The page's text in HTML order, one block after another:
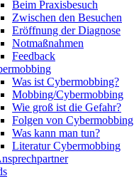
Beim Praxisbesuch
Zwischen den Besuchen
Eröffnung der Diagnose
Notmaßnahmen
Feedback
Was ist Cybermobbing?
Mobbing/Cybermobbing
Wie groß ist die Gefahr?
Folgen von Cybermobbing
Was kann man tun?
Literatur Cybermobbing